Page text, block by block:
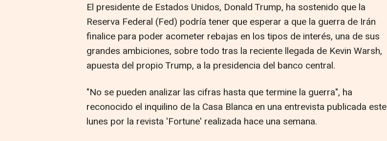
El presidente de Estados Unidos, Donald Trump, ha sostenido que la
Reserva Federal (Fed) podría tener que esperar a que la guerra de Irán
finalice para poder acometer rebajas en los tipos de interés, una de sus
grandes ambiciones, sobre todo tras la reciente llegada de Kevin Warsh,
apuesta del propio Trump, a la presidencia del banco central.
"No se pueden analizar las cifras hasta que termine la guerra", ha
reconocido el inquilino de la Casa Blanca en una entrevista publicada este
lunes por la revista 'Fortune' realizada hace una semana.